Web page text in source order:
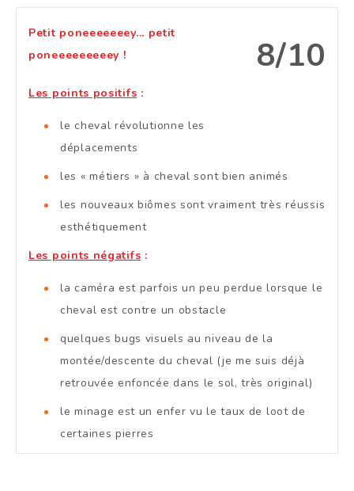
8/10
Petit poneeeeeeey... petit
poneeeeeeeeey !
Les points positifs :
le cheval révolutionne les
déplacements
les « métiers » à cheval sont bien animés
les nouveaux biômes sont vraiment très réussis
esthétiquement
Les points négatifs :
la caméra est parfois un peu perdue lorsque le
cheval est contre un obstacle
quelques bugs visuels au niveau de la
montée/descente du cheval (je me suis déjà
retrouvée enfoncée dans le sol, très original)
le minage est un enfer vu le taux de loot de
certaines pierres